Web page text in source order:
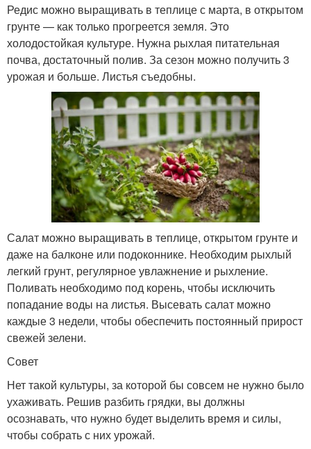
Редис можно выращивать в теплице с марта, в открытом
грунте — как только прогреется земля. Это
холодостойкая культуре. Нужна рыхлая питательная
почва, достаточный полив. За сезон можно получить 3
урожая и больше. Листья съедобны.
Салат можно выращивать в теплице, открытом грунте и
даже на балконе или подоконнике. Необходим рыхлый
легкий грунт, регулярное увлажнение и рыхление.
Поливать необходимо под корень, чтобы исключить
попадание воды на листья. Высевать салат можно
каждые 3 недели, чтобы обеспечить постоянный прирост
свежей зелени.
Совет
Нет такой культуры, за которой бы совсем не нужно было
ухаживать. Решив разбить грядки, вы должны
осознавать, что нужно будет выделить время и силы,
чтобы собрать с них урожай.